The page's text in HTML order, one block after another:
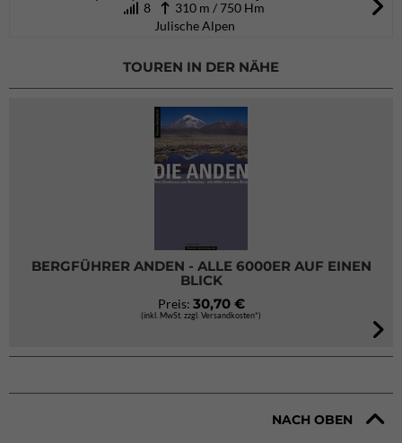
8
310 m / 750 Hm
Julische Alpen
TOUREN IN DER NÄHE
BERGFÜHRER ANDEN - ALLE 6000ER AUF EINEN
BLICK
Preis: 30,70 €
(inkl. MwSt. zzgl. Versandkosten*)
NACH OBEN